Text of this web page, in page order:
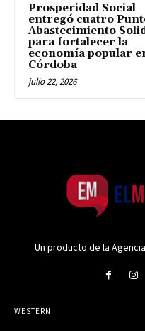
Prosperidad Social
entregó cuatro
Abastecimiento
para fortalecer la
economía popular
Córdoba
julio 22, 2026
Un producto de la
WESTERN